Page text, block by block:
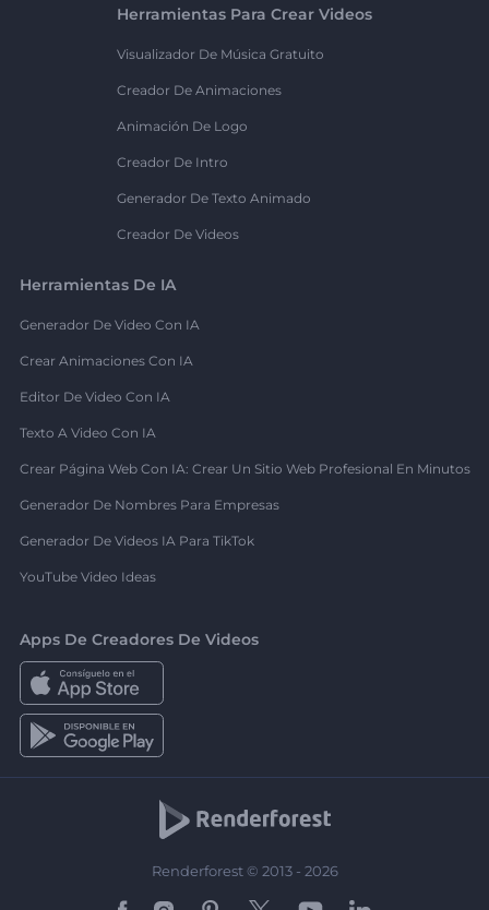
Herramientas Para Crear Videos
Visualizador De Música Gratuito
Creador De Animaciones
Animación De Logo
Creador De Intro
Generador De Texto Animado
Creador De Videos
Herramientas De IA
Generador De Video Con IA
Crear Animaciones Con IA
Editor De Video Con IA
Texto A Video Con IA
Crear Página Web Con IA: Crear Un Sitio Web Profesional En Minutos
Generador De Nombres Para Empresas
Generador De Videos IA Para TikTok
YouTube Video Ideas
Apps De Creadores De Videos
Renderforest © 2013 - 2026